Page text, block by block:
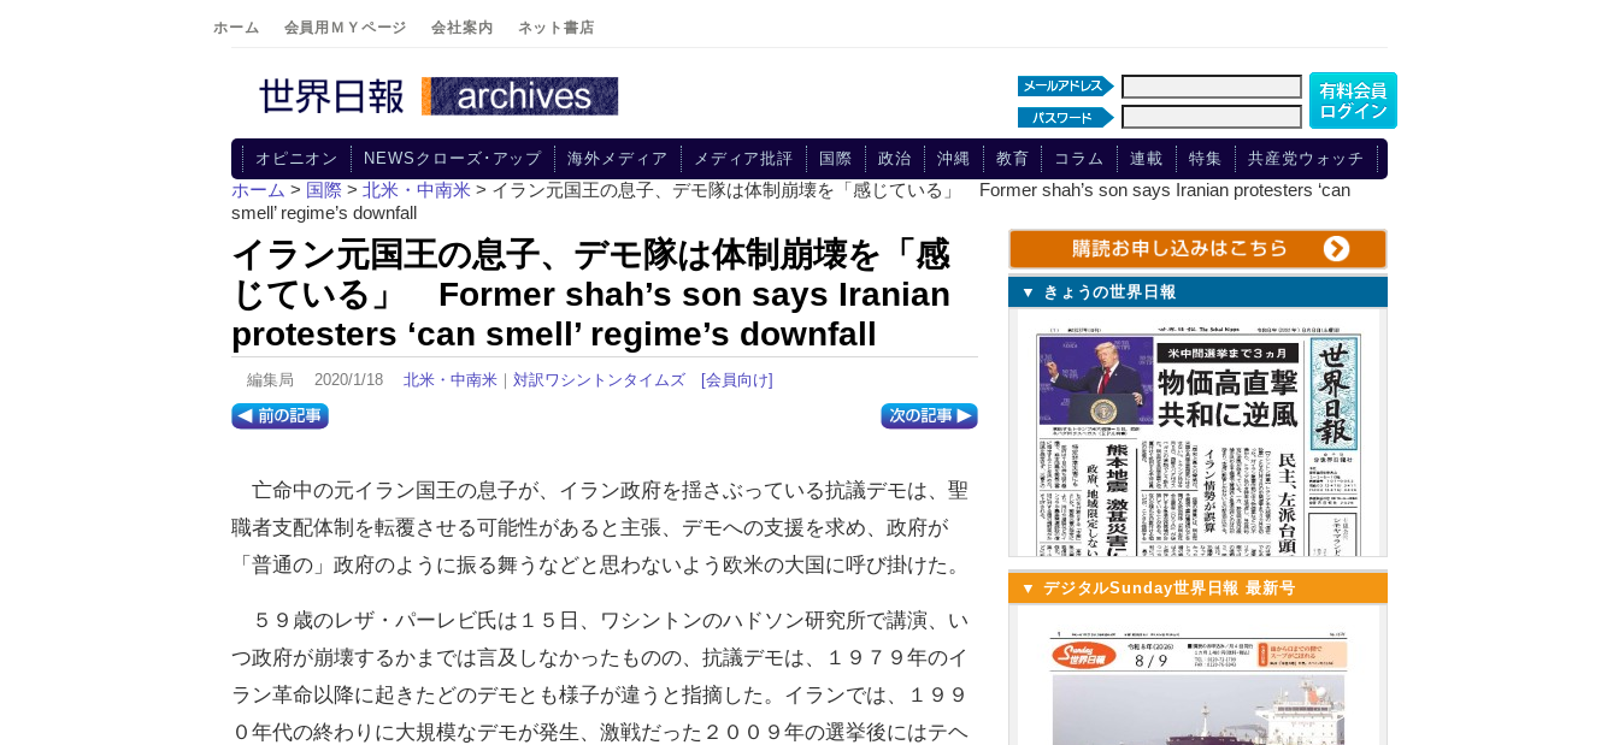
ホーム 会員用ＭＹページ 会社案内 ネット書店
オピニオン NEWSクローズ･アップ 海外メディア メディア批評 国際 政治 沖縄 教育 コラム 連載 特集 共産党ウォッチ
ホーム > 国際 > 北米・中南米 > イラン元国王の息子、デモ隊は体制崩壊を「感じている」 Former shah’s son says Iranian protesters ‘can
smell’ regime’s downfall
イラン元国王の息子、デモ隊は体制崩壊を「感
じている」 Former shah’s son says Iranian
protesters ‘can smell’ regime’s downfall
編集局 2020/1/18 北米・中南米 ｜ 対訳ワシントンタイムズ [会員向け]
亡命中の元イラン国王の息子が、イラン政府を揺さぶっている抗議デモは、聖
職者支配体制を転覆させる可能性があると主張、デモへの支援を求め、政府が
「普通の」政府のように振る舞うなどと思わないよう欧米の大国に呼び掛けた。
５９歳のレザ・パーレビ氏は１５日、ワシントンのハドソン研究所で講演、い
つ政府が崩壊するかまでは言及しなかったものの、抗議デモは、１９７９年のイ
ラン革命以降に起きたどのデモとも様子が違うと指摘した。イランでは、１９９
０年代の終わりに大規模なデモが発生、激戦だった２００９年の選挙後にはテヘ
▼ きょうの世界日報
▼ デジタルSunday世界日報 最新号